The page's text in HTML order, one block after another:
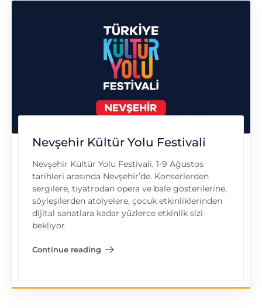
Nevşehir Kültür Yolu Festivali
Nevşehir Kültür Yolu Festivali, 1-9 Ağustos
tarihleri arasında Nevşehir’de. Konserlerden
sergilere, tiyatrodan opera ve bale gösterilerine,
söyleşilerden atölyelere, çocuk etkinliklerinden
dijital sanatlara kadar yüzlerce etkinlik sizi
bekliyor.
Continue reading
"Nevşehir Kültür Yolu Festivali"